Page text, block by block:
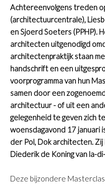
Achtereenvolgens treden
(architectuurcentrale),
en Sjoerd Soeters (PPHP).
architecten uitgenodigd
architectenpraktijk staan
handschrift en een
voorprogramma van hun
samen door een
architectuur - of uit een
gelegenheid te geven zich
woensdagavond 17 januari
der Pol, Dok architecten.
Diederik de Koning van la-
Deze bijzondere